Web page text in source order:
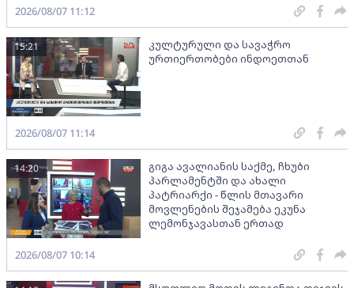
2026/08/07 11:12
კულტურული და სავაჭრო
ურთიერთობები ინდოეთთან
15:21
2026/08/07 11:14
გიგა ავალიანის საქმე, ჩხუბი
პარლამენტში და ახალი
პატრიარქი - წლის მთავარი
მოვლენების შეჯამება ეკუნა
ლემონჯავასთან ერთად
14:20
2026/08/07 10:14